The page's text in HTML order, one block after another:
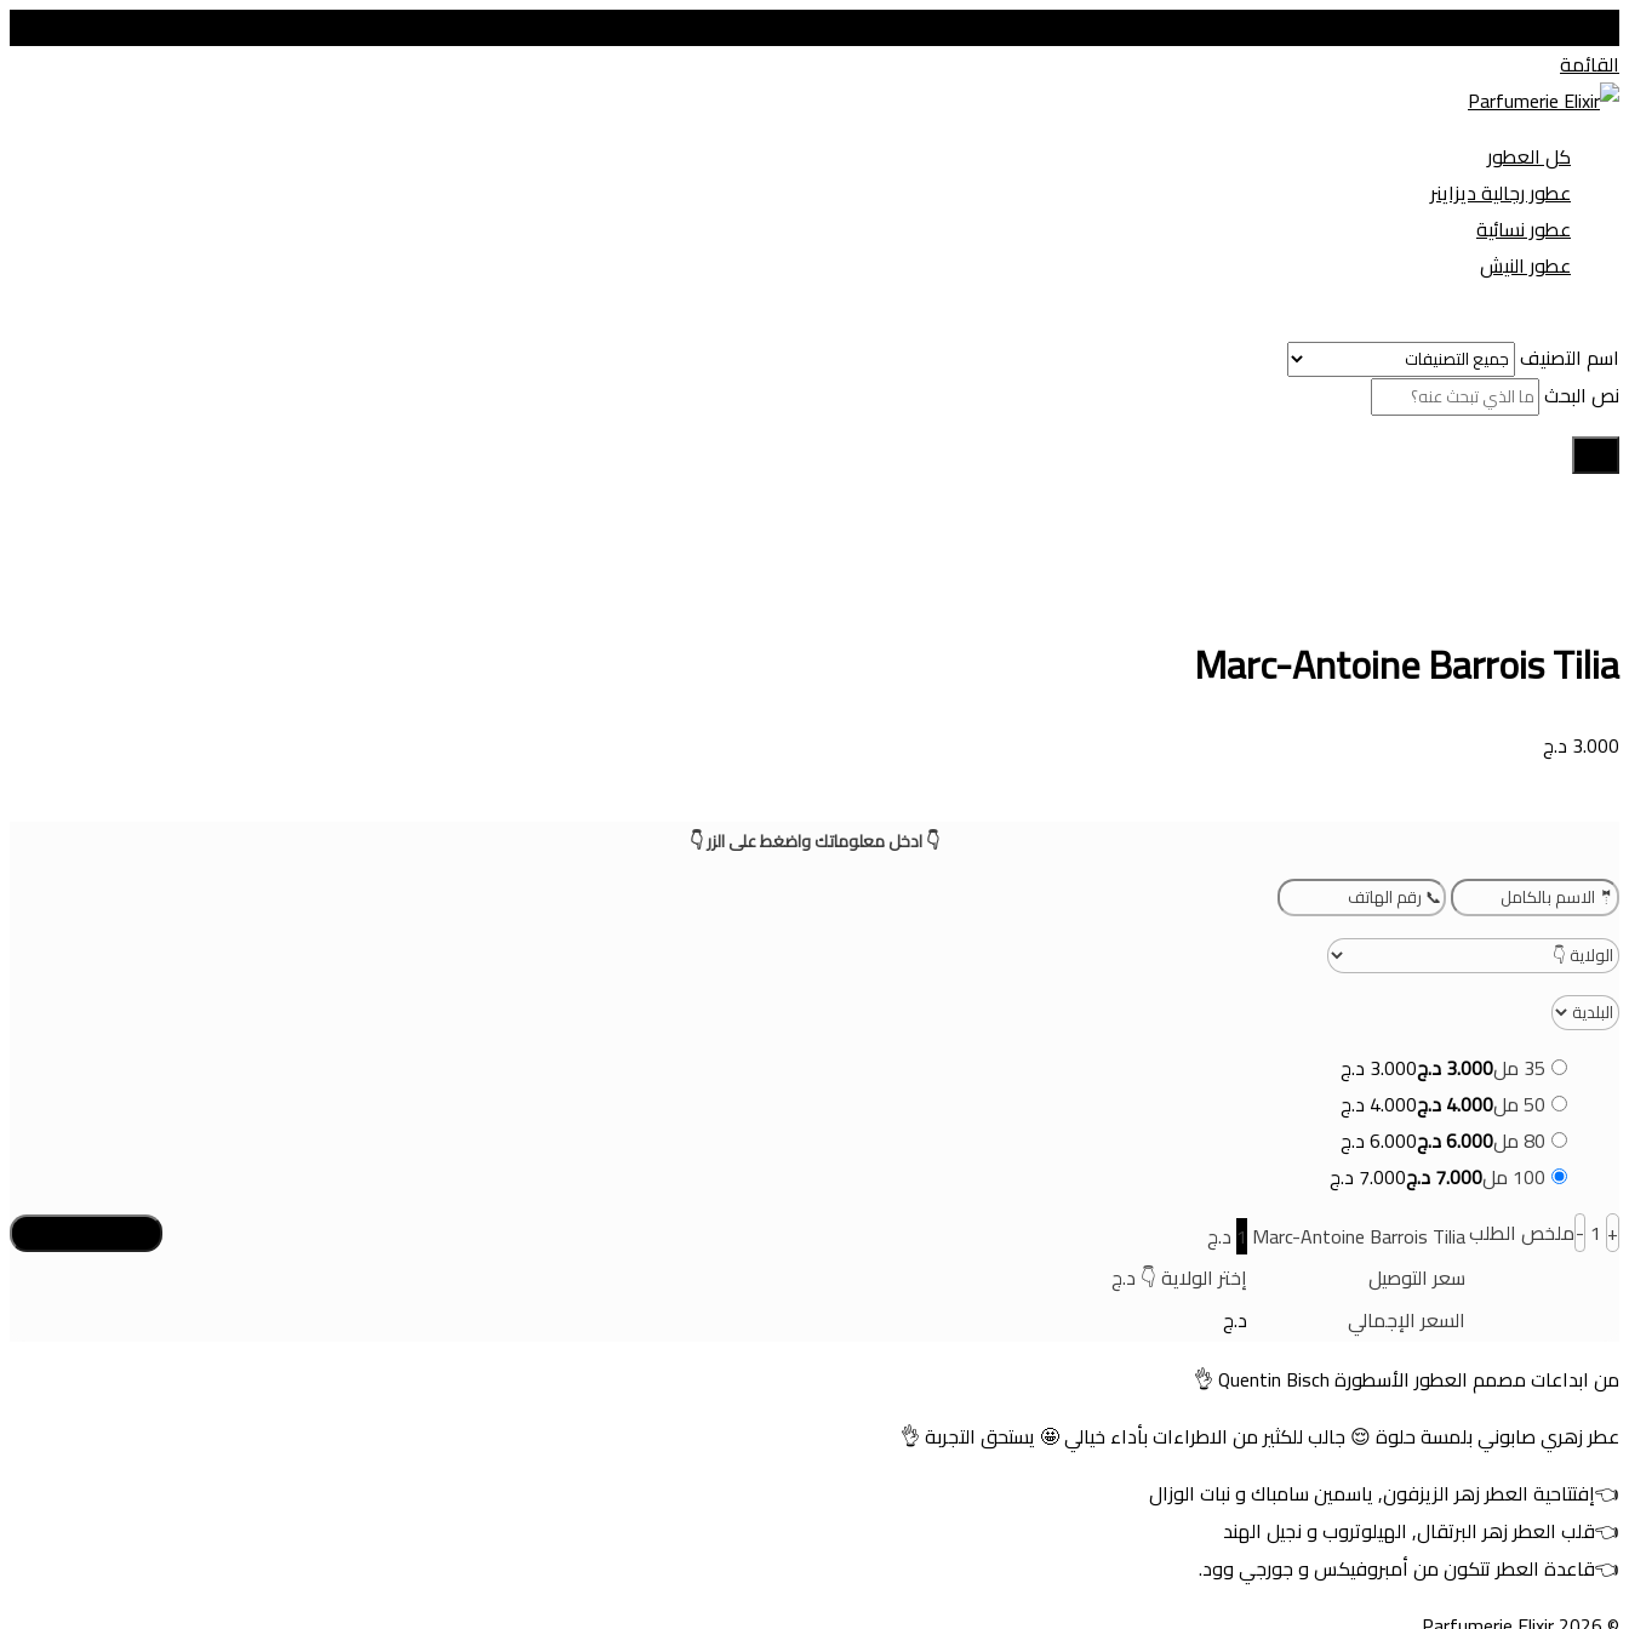
القائمة
كل العطور
عطور رجالية ديزاينر
عطور نسائية
عطور النيش
اسم التصنيف
نص البحث
Marc-Antoine Barrois Tilia
3.000 د.ج
👇 ادخل معلوماتك واضغط على الزر 👇
35 مل 3.000د.ج3.000 د.ج
50 مل
4.000د.ج4.000 د.ج
80 مل
6.000د.ج6.000د.ج
100 مل
7.000د.ج7.000 د.ج
+
1
-ملخص الطلبMarc-Antoine Barrois Tilia
1 د.ج
سعر التوصيل
إختر الولاية 👇 د.ج
السعر الإجمالي
د.ج
من ابداعات مصمم العطور الأسطورة Quentin Bisch 👌
عطر زهري صابوني بلمسة حلوة 😌 جالب للكثير من الاطراءات بأداء خيالي 🤩 يستحق التجربة 👌
👈إفتتاحية العطر زهر الزيزفون, ياسمين سامباك و نبات الوزال
👈قلب العطر زهر البرتقال, الهيلوتروب و نجيل الهند
👈قاعدة العطر تتكون من أمبروفيكس و جورجي وود.